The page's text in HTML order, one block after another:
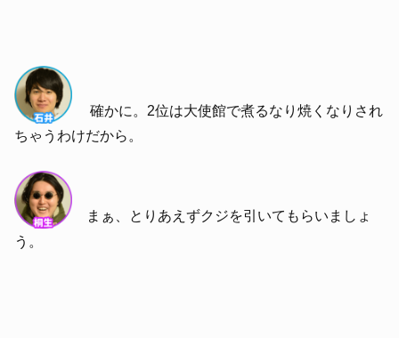
確かに。2位は大使館で煮るなり焼くなりされ
ちゃうわけだから。
まぁ、とりあえずクジを引いてもらいましょ
う。